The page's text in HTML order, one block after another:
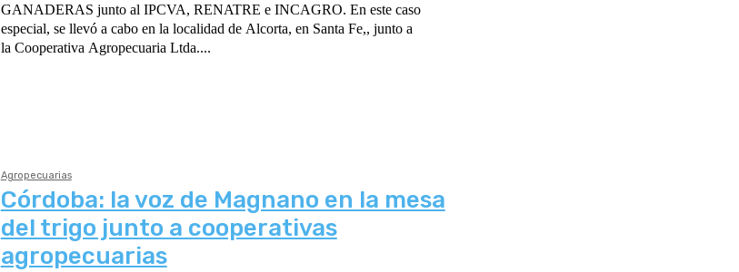
GANADERAS junto al IPCVA, RENATRE e INCAGRO. En este caso
especial, se llevó a cabo en la localidad de Alcorta, en Santa Fe,, junto a
la Cooperativa Agropecuaria Ltda....
Agropecuarias
Córdoba: la voz de Magnano en la mesa
del trigo junto a cooperativas
agropecuarias